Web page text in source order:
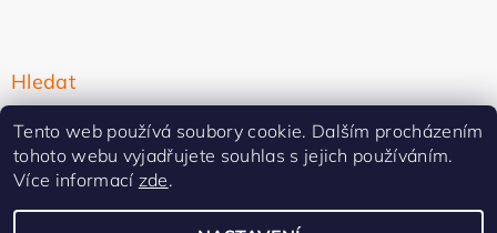
Hledat
Tento web používá soubory cookie. Dalším procházením
tohoto webu vyjadřujete souhlas s jejich používáním.
Více informací zde.